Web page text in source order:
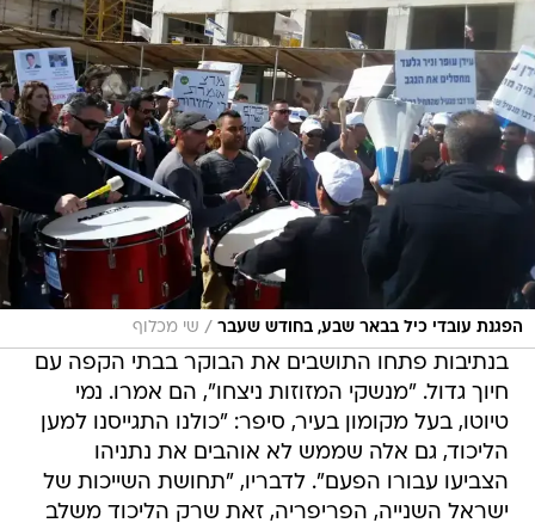
הפגנת עובדי כיל בבאר שבע, בחודש שעבר / שי מכלוף
בנתיבות פתחו התושבים את הבוקר בבתי הקפה עם
חיוך גדול. "מנשקי המזוזות ניצחו", הם אמרו. נמי
טיוטו, בעל מקומון בעיר, סיפר: "כולנו התגייסנו למען
הליכוד, גם אלה שממש לא אוהבים את נתניהו
הצביעו עבורו הפעם". לדבריו, "תחושת השייכות של
ישראל השנייה, הפריפריה, זאת שרק הליכוד משלב